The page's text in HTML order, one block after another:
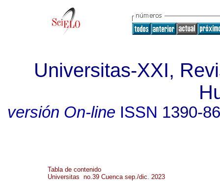
Universitas-XXI,
versión On-lineISSN 1390-
Tabla de contenido
Universitas no.39 Cuenca sep./dic. 2023